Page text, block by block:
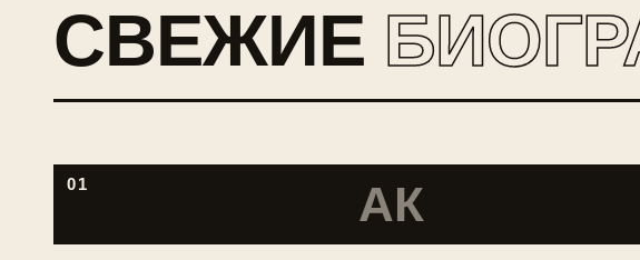
СВЕЖИЕ
01 АК